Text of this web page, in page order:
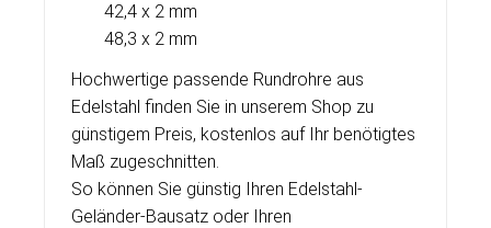
42,4 x 2 mm
48,3 x 2 mm
Hochwertige passende Rundrohre aus
Edelstahl finden Sie in unserem Shop zu
günstigem Preis, kostenlos auf Ihr benötigtes
Maß zugeschnitten.
So können Sie günstig Ihren Edelstahl-
Geländer-Bausatz oder Ihren